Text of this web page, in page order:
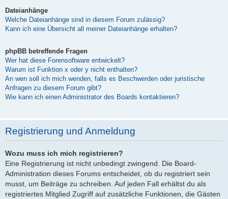
Dateianhänge
Welche Dateianhänge sind in diesem Forum zulässig?
Kann ich eine Übersicht all meiner Dateianhänge erhalten?
phpBB betreffende Fragen
Wer hat diese Forensoftware entwickelt?
Warum ist Funktion x oder y nicht enthalten?
An wen soll ich mich wenden, falls es Beschwerden oder juristische
Anfragen zu diesem Forum gibt?
Wie kann ich einen Administrator des Boards kontaktieren?
Registrierung und Anmeldung
Wozu muss ich mich registrieren?
Eine Registrierung ist nicht unbedingt zwingend. Die Board-
Administration dieses Forums entscheidet, ob du registriert sein
musst, um Beiträge zu schreiben. Auf jeden Fall erhältst du als
registriertes Mitglied Zugriff auf zusätzliche Funktionen, die Gästen